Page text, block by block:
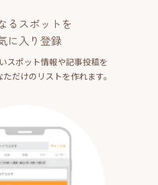
るスポットを
に入り登録
スポット情報や記事投稿を
だけのリストを作れます。